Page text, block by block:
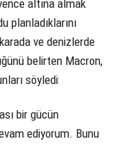
altına almak
planladıklarını
ve denizlerde
belirten Macron,
söyledi:
bir gücün
ediyorum. Bunu